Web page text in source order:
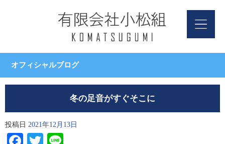
オフィシャルブログ
冬の足音がすぐそこに
投稿日 2021年12月13日